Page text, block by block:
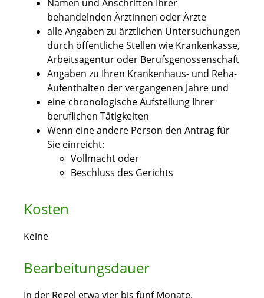
Namen und Anschriften Ihrer
behandelnden Ärztinnen oder Ärzte
alle Angaben zu ärztlichen Untersuchungen
durch öffentliche Stellen wie Krankenkasse,
Arbeitsagentur oder Berufsgenossenschaft
Angaben zu Ihren Krankenhaus- und Reha-
Aufenthalten der vergangenen Jahre und
eine chronologische Aufstellung Ihrer
beruflichen Tätigkeiten
Wenn eine andere Person den Antrag für
Sie einreicht:
Vollmacht oder
Beschluss des Gerichts
Kosten
Keine
Bearbeitungsdauer
In der Regel etwa vier bis fünf Monate.